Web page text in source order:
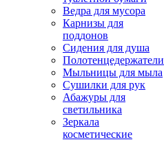
Ведра для мусора
Карнизы для
поддонов
Сидения для душа
Полотенцедержатели
Мыльницы для мыла
Сушилки для рук
Абажуры для
светильника
Зеркала
косметические